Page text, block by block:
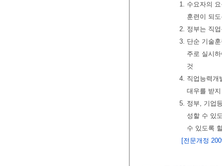
1. 수요자의
훈련이 되
2. 정부는 직
3. 단순 기술
주로 실시
것
4. 직업능력개
대우를 받
5. 정부, 기업
성할 수 있
수 있도록
[전문개정